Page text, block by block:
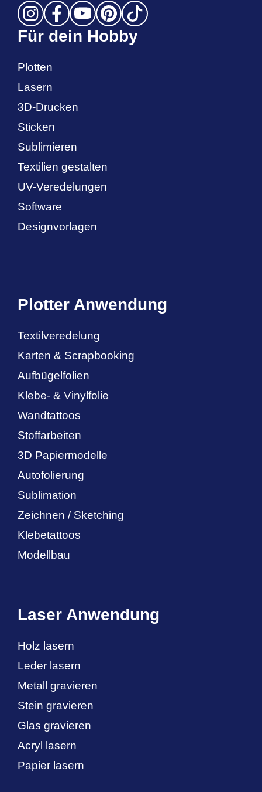
Für dein Hobby
Plotten
Lasern
3D-Drucken
Sticken
Sublimieren
Textilien gestalten
UV-Veredelungen
Software
Designvorlagen
Plotter Anwendung
Textilveredelung
Karten & Scrapbooking
Aufbügelfolien
Klebe- & Vinylfolie
Wandtattoos
Stoffarbeiten
3D Papiermodelle
Autofolierung
Sublimation
Zeichnen / Sketching
Klebetattoos
Modellbau
Laser Anwendung
Holz lasern
Leder lasern
Metall gravieren
Stein gravieren
Glas gravieren
Acryl lasern
Papier lasern